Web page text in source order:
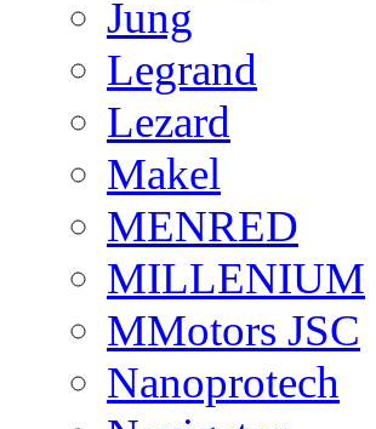
Jung
Legrand
Lezard
Makel
MENRED
MILLENIUM
MMotors JSC
Nanoprotech